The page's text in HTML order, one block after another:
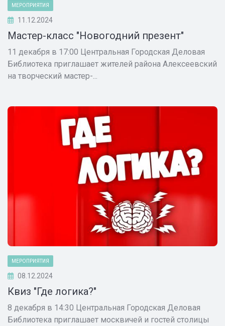
МЕРОПРИЯТИЯ
11.12.2024
Мастер-класс "Новогодний презент"
11 декабря в 17:00 Центральная Городская Деловая
Библиотека приглашает жителей района Алексеевский
на творческий мастер-...
МЕРОПРИЯТИЯ
08.12.2024
Квиз "Где логика?"
8 декабря в 14:30 Центральная Городская Деловая
Библиотека приглашает москвичей и гостей столицы